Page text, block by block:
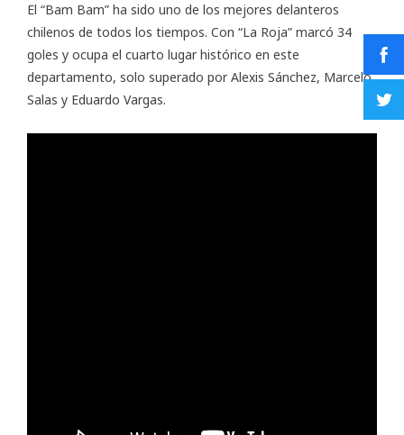
El “Bam Bam” ha sido uno de los mejores delanteros
chilenos de todos los tiempos. Con “La Roja” marcó 34
goles y ocupa el cuarto lugar histórico en este
departamento, solo superado por Alexis Sánchez, Marcelo
Salas y Eduardo Vargas.